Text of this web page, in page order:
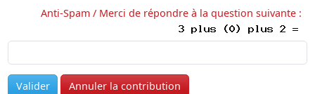
Anti-Spam / Merci de répondre à la question suivante :